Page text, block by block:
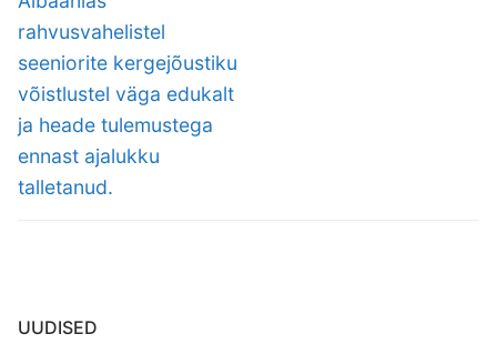
rahvusvahelistel
seeniorite kergejõustiku
võistlustel väga edukalt
ja heade tulemustega
ennast ajalukku
talletanud.
UUDISED